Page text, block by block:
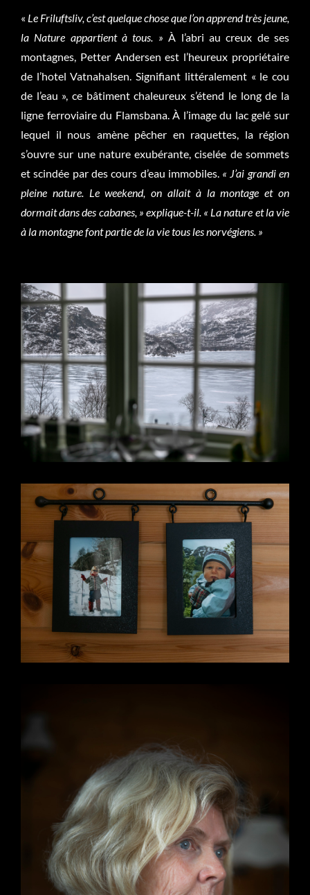
« Le Friluftsliv, c’est quelque chose que l’on apprend très jeune,
la Nature appartient à tous. » À l’abri au creux de ses
montagnes, Petter Andersen est l’heureux propriétaire
de l’hotel Vatnahalsen. Signifiant littéralement « le cou
de l’eau », ce bâtiment chaleureux s’étend le long de la
ligne ferroviaire du Flamsbana. À l’image du lac gelé sur
lequel il nous amène pêcher en raquettes, la région
s’ouvre sur une nature exubérante, ciselée de sommets
et scindée par des cours d’eau immobiles. « J’ai grandi en
pleine nature. Le weekend, on allait à la montage et on
dormait dans des cabanes, » explique-t-il. « La nature et la vie
à la montagne font partie de la vie tous les norvégiens. »